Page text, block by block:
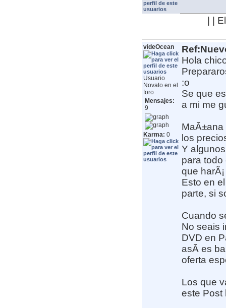
| |
videOcean
Usuario
Novato en el
foro
Mensajes:
9
Karma: 0
Hola
:o
Se que
a mi me
los
Y
para todo
que
Esto en
parte, si
Cuando
No seais
DVD en
asÃ­ es
oferta
Los que
este Post